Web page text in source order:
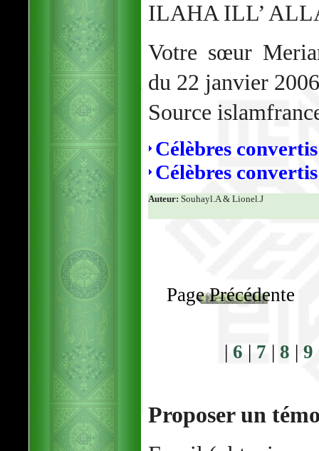
ILAHA ILL’
Votre sœur
du 22 janvier
Source
Célèbres
Célèbres
Auteur: Souhayl.A & Lionel.J
Page Précédente
| 6 | 7 | 8 | 9
Proposer un